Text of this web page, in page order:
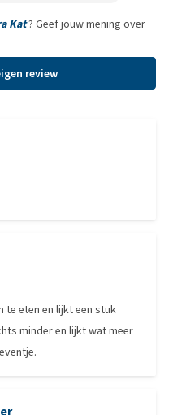
Kat? Geef jouw mening over
review
te eten en lijkt een stuk
minder en lijkt wat meer